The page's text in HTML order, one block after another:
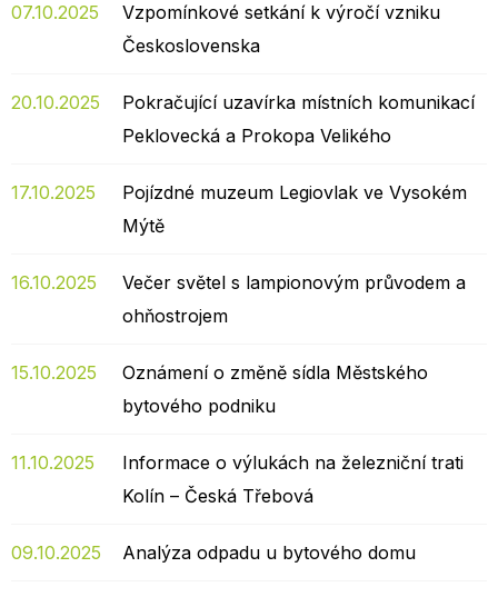
07.10.2025
Vzpomínkové setkání k výročí vzniku
Československa
20.10.2025
Pokračující uzavírka místních komunikací
Peklovecká a Prokopa Velikého
17.10.2025
Pojízdné muzeum Legiovlak ve Vysokém
Mýtě
16.10.2025
Večer světel s lampionovým průvodem a
ohňostrojem
15.10.2025
Oznámení o změně sídla Městského
bytového podniku
11.10.2025
Informace o výlukách na železniční trati
Kolín – Česká Třebová
09.10.2025 Analýza odpadu u bytového domu